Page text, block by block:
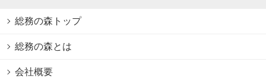
総務の森トップ
総務の森とは
会社概要